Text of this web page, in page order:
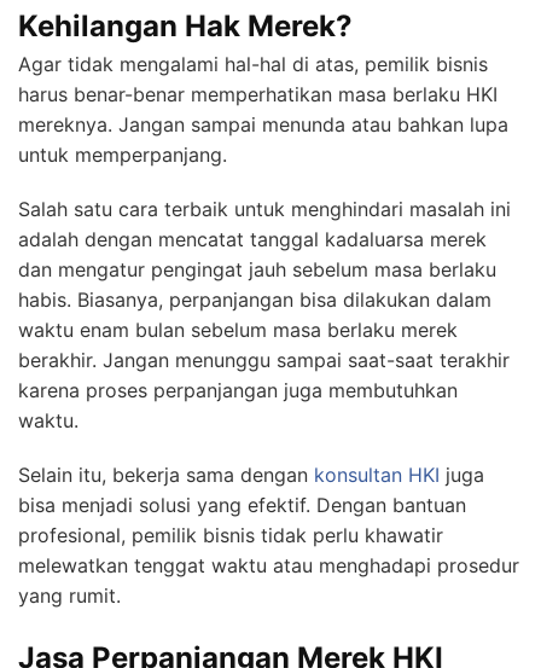
Kehilangan Hak Merek?
Agar tidak mengalami hal-hal di atas, pemilik bisnis
harus benar-benar memperhatikan masa berlaku HKI
mereknya. Jangan sampai menunda atau bahkan lupa
untuk memperpanjang.
Salah satu cara terbaik untuk menghindari masalah ini
adalah dengan mencatat tanggal kadaluarsa merek
dan mengatur pengingat jauh sebelum masa berlaku
habis. Biasanya, perpanjangan bisa dilakukan dalam
waktu enam bulan sebelum masa berlaku merek
berakhir. Jangan menunggu sampai saat-saat terakhir
karena proses perpanjangan juga membutuhkan
waktu.
Selain itu, bekerja sama dengan konsultan HKI juga
bisa menjadi solusi yang efektif. Dengan bantuan
profesional, pemilik bisnis tidak perlu khawatir
melewatkan tenggat waktu atau menghadapi prosedur
yang rumit.
Jasa Perpanjangan Merek HKI